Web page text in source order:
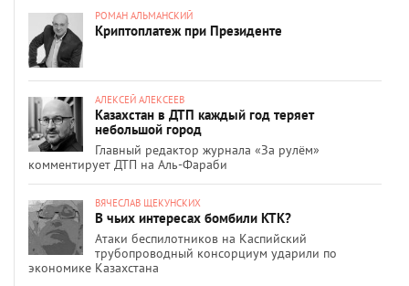
РОМАН АЛЬМАНСКИЙ
Криптоплатеж при Президенте
АЛЕКСЕЙ АЛЕКСЕЕВ
Казахстан в ДТП каждый год теряет
небольшой город
Главный редактор журнала «За рулём»
комментирует ДТП на Аль-Фараби
ВЯЧЕСЛАВ ЩЕКУНСКИХ
В чьих интересах бомбили КТК?
Атаки беспилотников на Каспийский
трубопроводный консорциум ударили по
экономике Казахстана